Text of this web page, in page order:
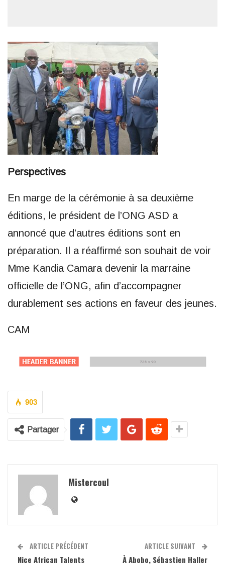
Perspectives
En marge de la cérémonie à sa deuxième
éditions, le président de l’ONG ASD a
annoncé que d’autres éditions sont en
préparation. Il a réaffirmé son souhait de voir
Mme Kandia Camara devenir la marraine
officielle de l’ONG, afin d’accompagner
durablement ses actions en faveur des jeunes.
CAM
903
Partager
Mistercoul
ARTICLE PRÉCÉDENT
Nice African Talents
ARTICLE SUIVANT
À Abobo, Sébastien Haller